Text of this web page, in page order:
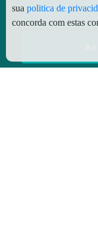
sua politica de
concorda com estas